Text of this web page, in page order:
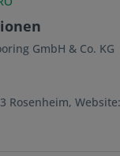
GmbH & Co. KG
Rosenheim,